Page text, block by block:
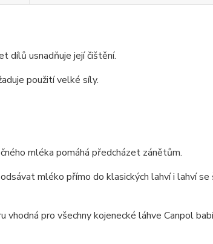
dílů usnadňuje její čištění.
použití velké síly.
mléka pomáhá předcházet zánětům.
mléko přímo do klasických lahví i lahví se
pro všechny kojenecké láhve Canpol